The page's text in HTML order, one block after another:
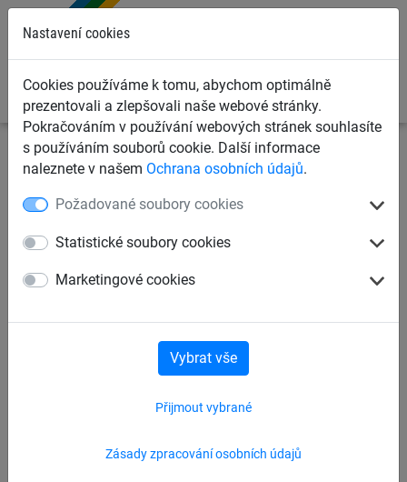
Nastavení cookies
Cookies používáme k tomu, abychom optimálně
prezentovali a zlepšovali naše webové stránky.
Pokračováním v používání webových stránek souhlasíte
s používáním souborů cookie. Další informace
naleznete v našem Ochrana osobních údajů.
Požadované soubory cookies
Statistické soubory cookies
Marketingové cookies
Zásady zpracování osobních údajů
Přijmout vybrané
Vybrat vše
Ochranné sítě a plachty
Kontejnerové sítě a plachty pro
Krycí plachta PE 200 g/m²,
2,70 x 3,50 m